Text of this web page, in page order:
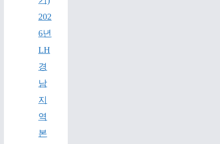
202
6년
LH
경
남
지
역
본